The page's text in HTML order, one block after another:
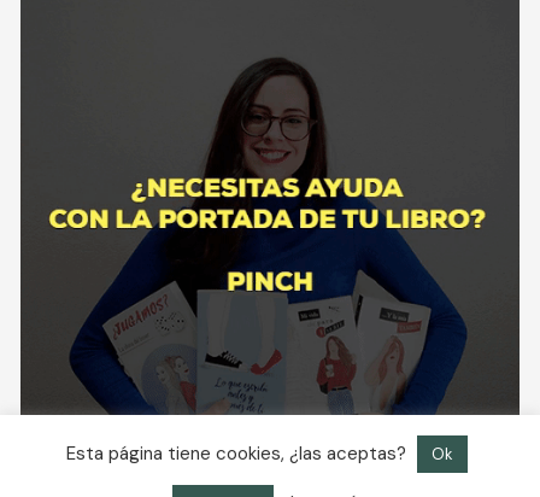
Esta página tiene cookies, ¿las aceptas? Ok